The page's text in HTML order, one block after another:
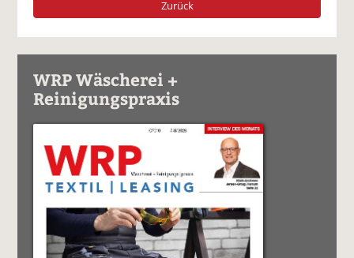
Zurück
WRP Wäscherei +
Reinigungspraxis